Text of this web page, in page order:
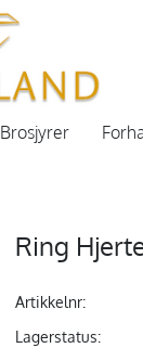
Brosjyrer
Ring
Artikkelnr:
Lagerstatus: